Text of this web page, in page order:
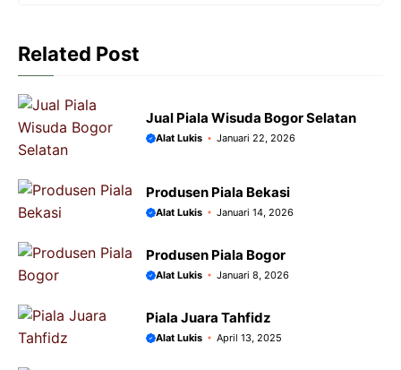
r
Related Post
Jual Piala Wisuda Bogor Selatan
Alat Lukis Januari 22, 2026
Produsen Piala Bekasi
Alat Lukis Januari 14, 2026
Produsen Piala Bogor
Alat Lukis Januari 8, 2026
Piala Juara Tahfidz
Alat Lukis April 13, 2025